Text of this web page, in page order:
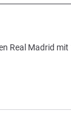
Real Madrid mit